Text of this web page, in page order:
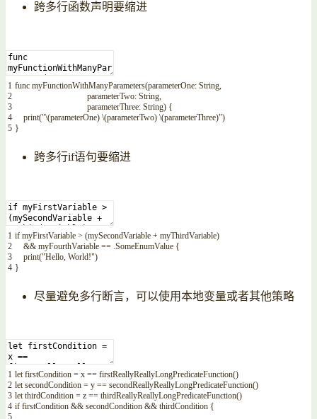
跨多行函数声明要缩进
1
2
3
4
5
func myFunctionWithManyParameters(parameterOne: String,
parameterTwo: String,
parameterThree: String) {
print("\(parameterOne) \(parameterTwo) \(parameterThree)")
}
跨多行if语句要缩进
1
2
3
4
if myFirstVariable > (mySecondVariable + myThirdVariable)
&& myFourthVariable == SomeEnumValue {
print("Hello, World!")
}
尽量避免多行断言，可以使用本地变量或者其他策略
1
2
3
4
letfirstCondition = x == firstReallyReallyLongPredicateFunction()
letsecondCondition = y == secondReallyReallyLongPredicateFunction()
letthirdCondition = z == thirdReallyReallyLongPredicateFunction()
if firstCondition && secondCondition && thirdCondition {